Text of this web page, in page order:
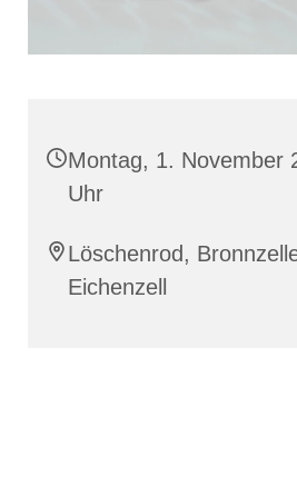
Montag, 1. November
Uhr
Löschenrod,
Eichenzell